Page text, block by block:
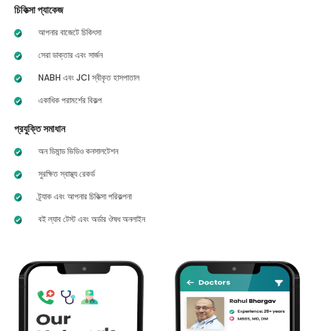
চিকিত্সা প্যাকেজ
আপনার বাজেটে চিকিৎসা
সেরা ডাক্তার এবং সার্জন
NABH এবং JCI স্বীকৃত হাসপাতাল
একাধিক পরামর্শের বিকল্প
প্রযুক্তি সমাধান
অন ডিমান্ড ভিডিও কনসালটেশন
সুরক্ষিত স্বাস্থ্য রেকর্ড
ট্র্যাক এবং আপনার চিকিত্সা পরিকল্পনা
বই ল্যাব টেস্ট এবং অর্ডার ঔষধ অনলাইন